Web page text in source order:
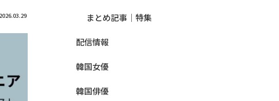
2026.03.29
まとめ記事｜特集
配信情報
韓国女優
韓国俳優